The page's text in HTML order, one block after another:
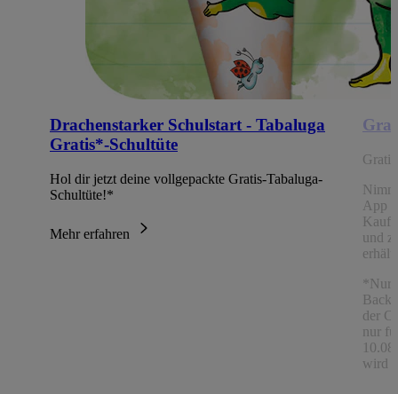
Drachenstarker Schulstart - Tabaluga
Gratis*-Schultüte
Hol dir jetzt deine vollgepackte Gratis-Tabaluga-
Schultüte!*
Mehr erfahren
App
und
*Nur
der
nur
wird